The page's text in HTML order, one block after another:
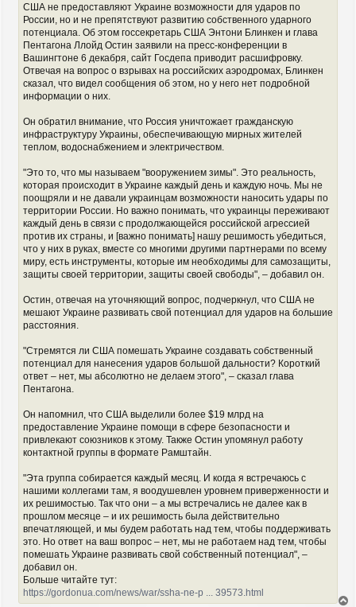
США не предоставляют Украине возможности для ударов по
России, но и не препятствуют развитию собственного ударного
потенциала. Об этом госсекретарь США Энтони Блинкен и глава
Пентагона Ллойд Остин заявили на пресс-конференции в
Вашингтоне 6 декабря, сайт Госдепа приводит расшифровку.
Отвечая на вопрос о взрывах на российских аэродромах, Блинкен
сказал, что видел сообщения об этом, но у него нет подробной
информации о них.
Он обратил внимание, что Россия уничтожает гражданскую
инфраструктуру Украины, обеспечивающую мирных жителей
теплом, водоснабжением и электричеством.
"Это то, что мы называем "вооружением зимы". Это реальность,
которая происходит в Украине каждый день и каждую ночь. Мы не
поощряли и не давали украинцам возможности наносить удары по
территории России. Но важно понимать, что украинцы переживают
каждый день в связи с продолжающейся российской агрессией
против их страны, и [важно понимать] нашу решимость убедиться,
что у них в руках, вместе со многими другими партнерами по всему
миру, есть инструменты, которые им необходимы для самозащиты,
защиты своей территории, защиты своей свободы", – добавил он.
Остин, отвечая на уточняющий вопрос, подчеркнул, что США не
мешают Украине развивать свой потенциал для ударов на большие
расстояния.
"Стремятся ли США помешать Украине создавать собственный
потенциал для нанесения ударов большой дальности? Короткий
ответ – нет, мы абсолютно не делаем этого", – сказал глава
Пентагона.
Он напомнил, что США выделили более $19 млрд на
предоставление Украине помощи в сфере безопасности и
привлекают союзников к этому. Также Остин упомянул работу
контактной группы в формате Рамштайн.
"Эта группа собирается каждый месяц. И когда я встречаюсь с
нашими коллегами там, я воодушевлен уровнем приверженности и
их решимостью. Так что они – а мы встречались не далее как в
прошлом месяце – и их решимость была действительно
впечатляющей, и мы будем работать над тем, чтобы поддерживать
это. Но ответ на ваш вопрос – нет, мы не работаем над тем, чтобы
помешать Украине развивать свой собственный потенциал", –
добавил он.
Больше читайте тут:
https://gordonua.com/news/war/ssha-ne-p ... 39573.html